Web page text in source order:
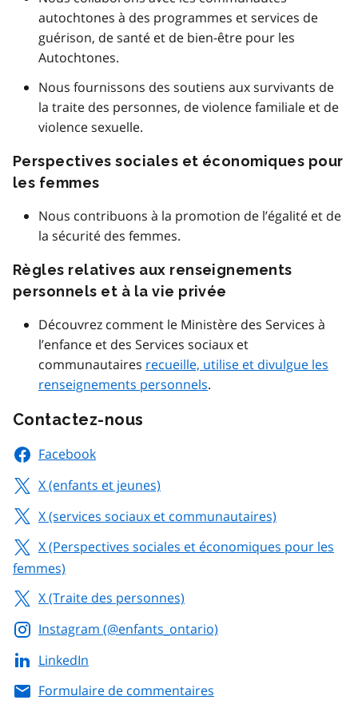
autochtones à des programmes et services de
guérison, de santé et de bien-être pour les
Autochtones.
Nous fournissons des soutiens aux survivants de
la traite des personnes, de violence familiale et de
violence sexuelle.
Perspectives sociales et économiques pour
les femmes
Nous contribuons à la promotion de l’égalité et de
la sécurité des femmes.
Règles relatives aux renseignements
personnels et à la vie privée
Découvrez comment le Ministère des Services à
l’enfance et des Services sociaux et
communautaires recueille, utilise et divulgue les
renseignements personnels.
Contactez-nous
Facebook
X (enfants et jeunes)
X (services sociaux et communautaires)
X (Perspectives sociales et économiques pour les
femmes)
X (Traite des personnes)
Instagram (@enfants_ontario)
LinkedIn
Formulaire de commentaires